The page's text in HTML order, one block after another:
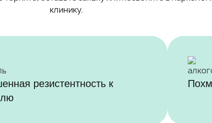
клинику.
резистентность к